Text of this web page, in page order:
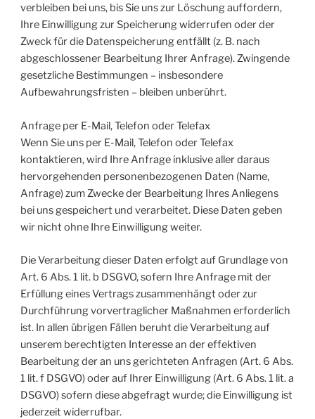
verbleiben bei uns, bis Sie uns zur Löschung auffordern,
Ihre Einwilligung zur Speicherung widerrufen oder der
Zweck für die Datenspeicherung entfällt (z. B. nach
abgeschlossener Bearbeitung Ihrer Anfrage). Zwingende
gesetzliche Bestimmungen – insbesondere
Aufbewahrungsfristen – bleiben unberührt.
Anfrage per E-Mail, Telefon oder Telefax
Wenn Sie uns per E-Mail, Telefon oder Telefax
kontaktieren, wird Ihre Anfrage inklusive aller daraus
hervorgehenden personenbezogenen Daten (Name,
Anfrage) zum Zwecke der Bearbeitung Ihres Anliegens
bei uns gespeichert und verarbeitet. Diese Daten geben
wir nicht ohne Ihre Einwilligung weiter.
Die Verarbeitung dieser Daten erfolgt auf Grundlage von
Art. 6 Abs. 1 lit. b DSGVO, sofern Ihre Anfrage mit der
Erfüllung eines Vertrags zusammenhängt oder zur
Durchführung vorvertraglicher Maßnahmen erforderlich
ist. In allen übrigen Fällen beruht die Verarbeitung auf
unserem berechtigten Interesse an der effektiven
Bearbeitung der an uns gerichteten Anfragen (Art. 6 Abs.
1 lit. f DSGVO) oder auf Ihrer Einwilligung (Art. 6 Abs. 1 lit. a
DSGVO) sofern diese abgefragt wurde; die Einwilligung ist
jederzeit widerrufbar.